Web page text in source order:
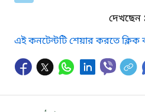
দেখছেন
এই কনটেন্টটি শেয়ার করতে